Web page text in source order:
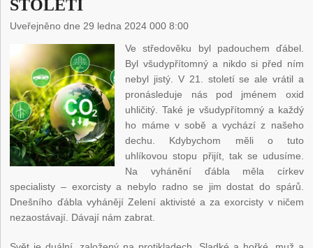
STOLETÍ
Uveřejněno dne 29 ledna 2024 000 8:00
Ve středověku byl padouchem ďábel.
Byl všudypřítomný a nikdo si před ním
nebyl jistý. V 21. století se ale vrátil a
pronásleduje nás pod jménem oxid
uhličitý. Také je všudypřítomný a každý
ho máme v sobě a vychází z našeho
dechu. Kdybychom měli o tuto
uhlíkovou stopu přijít, tak se udusíme.
Na vyhánění ďábla měla církev
specialisty – exorcisty a nebylo radno se jim dostat do spárů.
Dnešního ďábla vyhánějí Zelení aktivisté a za exorcisty v ničem
nezaostávají. Dávají nám zabrat.